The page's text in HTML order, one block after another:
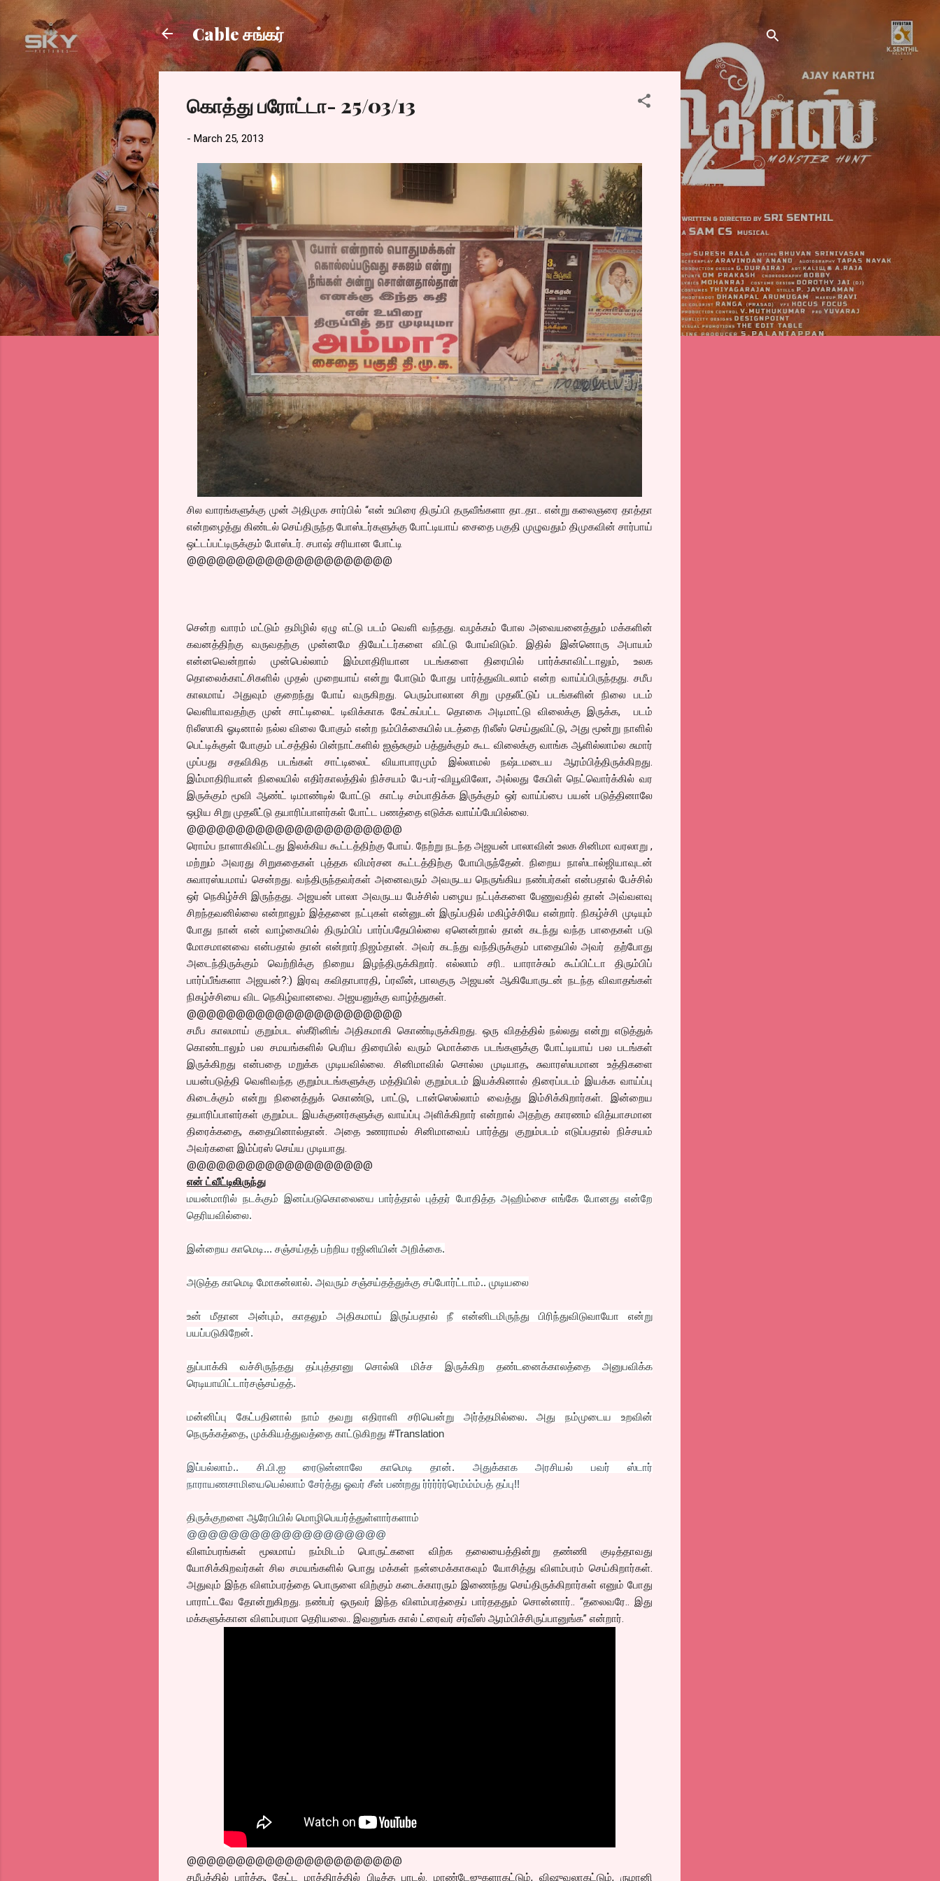
Skip to main content
Cable சங்கர்
கொத்து பரோட்டா- 25/03/13
- March 25, 2013
சில வாரங்களுக்கு முன் அதிமுக சார்பில் “என் உயிரை திருப்பி தருவீங்களா தா..தா.. என்று கலைஞரை தாத்தா
என்றழைத்து கிண்டல் செய்திருந்த போஸ்டர்களுக்கு போட்டியாய் சைதை பகுதி முழுவதும் திமுகவின் சார்பாய்
ஒட்டப்பட்டிருக்கும் போஸ்டர். சபாஷ் சரியான போட்டி
@@@@@@@@@@@@@@@@@@@@@
சென்ற வாரம் மட்டும் தமிழில் ஏழு எட்டு படம் வெளி வந்தது. வழக்கம் போல அவையனைத்தும் மக்களின்
கவனத்திற்கு வருவதற்கு முன்னமே தியேட்டர்களை விட்டு போய்விடும். இதில் இன்னொரு அபாயம்
என்னவென்றால் முன்பெல்லாம் இம்மாதிரியான படங்களை திரையில் பார்க்காவிட்டாலும், உலக
தொலைக்காட்சிகளில் முதல் முறையாய் என்று போடும் போது பார்த்துவிடலாம் என்ற வாய்ப்பிருந்தது. சமீப
காலமாய் அதுவும் குறைந்து போய் வருகிறது. பெரும்பாலான சிறு முதலீட்டுப் படங்களின் நிலை படம்
வெளியாவதற்கு முன் சாட்டிலைட் டிவிக்காக கேட்கப்பட்ட தொகை அடிமாட்டு விலைக்கு இருக்க, படம்
ரிலீஸாகி ஓடினால் நல்ல விலை போகும் என்ற நம்பிக்கையில் படத்தை ரிலீஸ் செய்துவிட்டு, அது மூன்று நாளில்
பெட்டிக்குள் போகும் பட்சத்தில் பின்நாட்களில் ஐஞ்சுகும் பத்துக்கும் கூட விலைக்கு வாங்க ஆளில்லாம்ல சுமார்
முப்பது சதவிகித படங்கள் சாட்டிலைட் வியாபாரமும் இல்லாமல் நஷ்டமடைய ஆரம்பித்திருக்கிறது.
இம்மாதிரியான் நிலையில் எதிர்காலத்தில் நிச்சயம் பே-பர்-வியூவிலோ, அல்லது கேபிள் நெட்வொர்க்கில் வர
இருக்கும் மூவி ஆண்ட் டிமாண்டில் போட்டு காட்டி சம்பாதிக்க இருக்கும் ஒர் வாய்ப்பை பயன் படுத்தினாலே
ஒழிய சிறு முதலீட்டு தயாரிப்பாளர்கள் போட்ட பணத்தை எடுக்க வாய்ப்பேயில்லை.
@@@@@@@@@@@@@@@@@@@@@@
ரொம்ப நாளாகிவிட்டது இலக்கிய கூட்டத்திற்கு போய். நேற்று நடந்த அஜயன் பாலாவின் உலக சினிமா வரலாறு ,
மற்றும் அவரது சிறுகதைகள் புத்தக விமர்சன கூட்டத்திற்கு போயிருந்தேன். நிறைய நாஸ்டால்ஜியாவுடன்
சுவாரஸ்யமாய் சென்றது. வந்திருந்தவர்கள் அனைவரும் அவருடய நெருங்கிய நண்பர்கள் என்பதால் பேச்சில்
ஒர் நெகிழ்ச்சி இருந்தது. அஜயன் பாலா அவருடய பேச்சில் பழைய நட்புக்களை பேணுவதில் தான் அவ்வளவு
சிறந்தவனில்லை என்றாலும் இத்தனை நட்புகள் என்னுடன் இருப்பதில் மகிழ்ச்சியே என்றார். நிகழ்ச்சி முடியும்
போது நான் என் வாழ்கையில் திரும்பிப் பார்ப்பதேயில்லை ஏனென்றால் தான் கடந்து வந்த பாதைகள் படு
மோசமானவை என்பதால் தான் என்றார்.நிஜம்தான். அவர் கடந்து வந்திருக்கும் பாதையில் அவர் தற்போது
அடைந்திருக்கும் வெற்றிக்கு நிறைய இழந்திருக்கிறார். எல்லாம் சரி.. யாராச்சும் கூப்பிட்டா திரும்பிப்
பார்ப்பீங்களா அஜயன்?:) இரவு கவிதாபாரதி, ப்ரவீன், பாலகுரு அஜயன் ஆகியோருடன் நடந்த விவாதங்கள்
நிகழ்ச்சியை விட நெகிழ்வானவை. அஜயனுக்கு வாழ்த்துகள்.
@@@@@@@@@@@@@@@@@@@@@@
சமீப காலமாய் குறும்பட ஸ்கீரினிங் அதிகமாகி கொண்டிருக்கிறது. ஒரு விதத்தில் நல்லது என்று எடுத்துக்
கொண்டாலும் பல சமயங்களில் பெரிய திரையில் வரும் மொக்கை படங்களுக்கு போட்டியாய் பல படங்கள்
இருக்கிறது என்பதை மறுக்க முடியவில்லை. சினிமாவில் சொல்ல முடியாத, சுவாரஸ்யமான உத்திகளை
பயன்படுத்தி வெளிவந்த குறும்படங்களுக்கு மத்தியில் குறும்படம் இயக்கினால் திரைப்படம் இயக்க வாய்ப்பு
கிடைக்கும் என்று நினைத்துக் கொண்டு, பாட்டு, டான்ஸெல்லாம் வைத்து இம்சிக்கிறார்கள். இன்றைய
தயாரிப்பாளர்கள் குறும்பட இயக்குனர்களுக்கு வாய்ப்பு அளிக்கிறார் என்றால் அதற்கு காரணம் வித்யாசமான
திரைக்கதை, கதையினால்தான். அதை உணராமல் சினிமாவைப் பார்த்து குறும்படம் எடுப்பதால் நிச்சயம்
அவர்களை இம்ப்ரஸ் செய்ய முடியாது.
@@@@@@@@@@@@@@@@@@@
என் ட்வீட்டிலிருந்து
மயன்மாரில் நடக்கும் இனப்படுகொலையை பார்த்தால் புத்தர் போதித்த அஹிம்சை எங்கே போனது என்றே
தெரியவில்லை.
இன்றைய காமெடி... சஞ்சய்தத் பற்றிய ரஜினியின் அறிக்கை.
அடுத்த காமெடி மோகன்லால். அவரும் சஞ்சய்தத்துக்கு சப்போர்ட்டாம்.. முடியலை
உன் மீதான அன்பும், காதலும் அதிகமாய் இருப்பதால் நீ என்னிடமிருந்து பிரிந்துவிடுவாயோ என்று
பயப்படுகிறேன்.
துப்பாக்கி வச்சிருந்தது தப்புத்தானு சொல்லி மிச்ச இருக்கிற தண்டனைக்காலத்தை அனுபவிக்க
ரெடியாயிட்டார்சஞ்சய்தத்.
மன்னிப்பு கேட்பதினால் நாம் தவறு எதிராளி சரியென்று அர்த்தமில்லை. அது நம்முடைய உறவின்
நெருக்கத்தை, முக்கியத்துவத்தை காட்டுகிறது #Translation
இப்பல்லாம்.. சி.பி.ஐ ரைடுன்னாலே காமெடி தான். அதுக்காக அரசியல் பவர் ஸ்டார்
நாராயணசாமியையெல்லாம் சேர்த்து ஓவர் சீன் பண்றது ர்ர்ர்ர்ர்ரெம்ம்ம்பத் தப்பு!!
திருக்குறளை ஆரேபியில் மொழிபெயர்த்துள்ளார்களாம்
@@@@@@@@@@@@@@@@@@@
விளம்பரங்கள் மூலமாய் நம்மிடம் பொருட்களை விற்க தலையைத்தின்று தண்ணி குடித்தாவது
யோசிக்கிறவர்கள் சில சமயங்களில் பொது மக்கள் நன்மைக்காகவும் யோசித்து விளம்பரம் செய்கிறார்கள்.
அதுவும் இந்த விளம்பரத்தை பொருளை விற்கும் கடைக்காரரும் இணைந்து செய்திருக்கிறார்கள் எனும் போது
பாராட்டவே தோன்றுகிறது. நண்பர் ஒருவர் இந்த விளம்பரத்தைப் பார்தததும் சொன்னார்.. “தலைவரே.. இது
மக்களுக்கான விளம்பரமா தெரியலை.. இவனுங்க கால் ட்ரைவர் சர்வீஸ் ஆரம்பிச்சிருப்பானுங்க” என்றார்.
@@@@@@@@@@@@@@@@@@@@@@
சமீபத்தில் பார்த்த, கேட்ட மாத்திரத்தில் பிடித்த பாடல். மாண்டேஜுகளாகட்டும், விஷுவலாகட்டும், ருமானி